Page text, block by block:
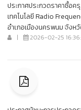
ประกาศประกวดราคาซื้อ
เทคโนโลยี Radio
อำเภอเมืองนครพนม จังห
| 2026-02-25